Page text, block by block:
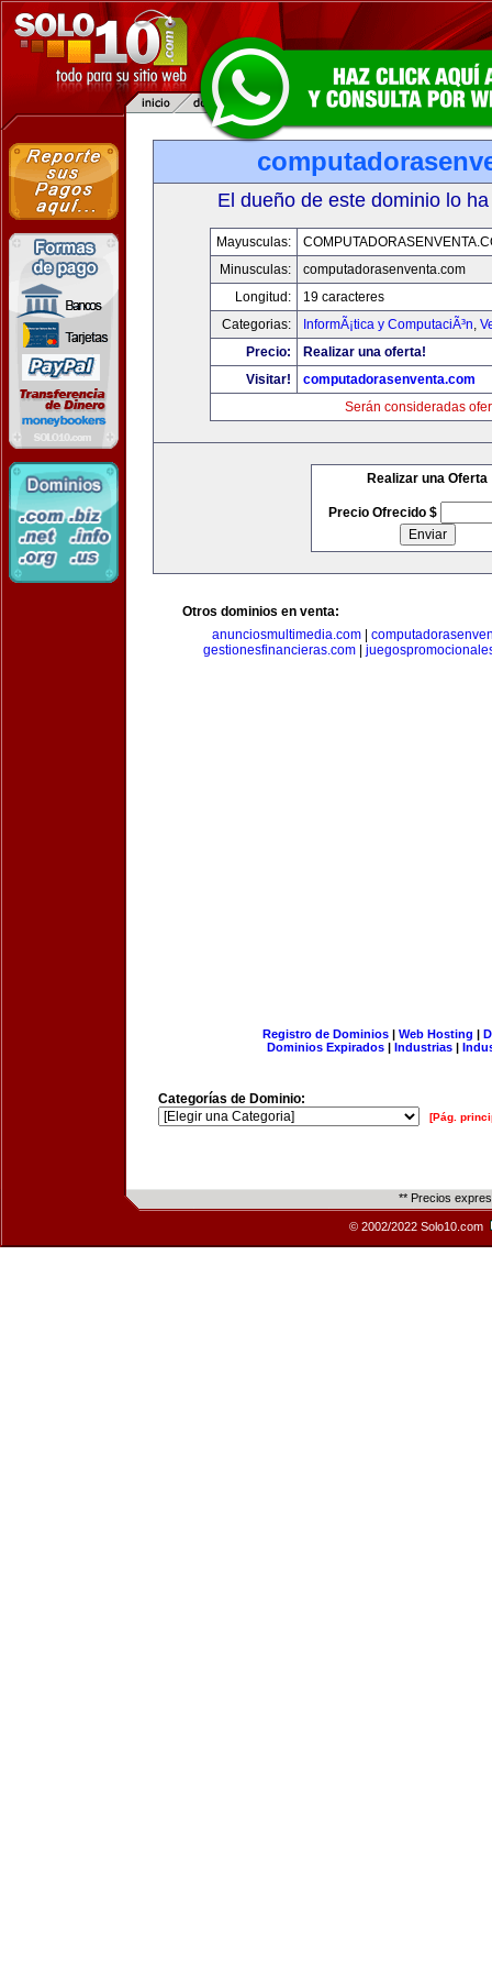
El dueño de este dominio lo
Mayusculas:
Minusculas:
computadorasenventa.com
Longitud:
19 caracteres
Categorias:
InformÃ¡tica y ComputaciÃ³n,
Precio:
Realizar una oferta!
Visitar!
computadorasenventa.com
Serán consideradas
Realizar una Oferta
Precio Ofrecido $
Otros dominios en venta:
anunciosmultimedia.com
gestionesfinancieras.com
Registro de Dominios| Web Hosting |
Dominios Expirados | Industrias |
Categorías de Dominio:
[Pág.
** Precios
© 2002/2022 Solo10.com